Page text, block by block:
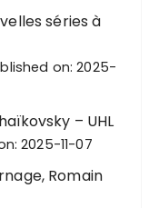
séries à
on: 2025-
– UHL
2025-11-07
Romain